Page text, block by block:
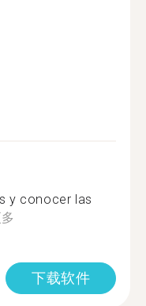
y conocer las
下载软件